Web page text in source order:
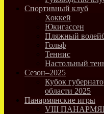
Спортивный клуб
Хоккей
Юкигассен
Пляжный
Гольф
Теннис
Настольный
Сезон–2025
Кубок
области 2025
Панармянские игры
VIII